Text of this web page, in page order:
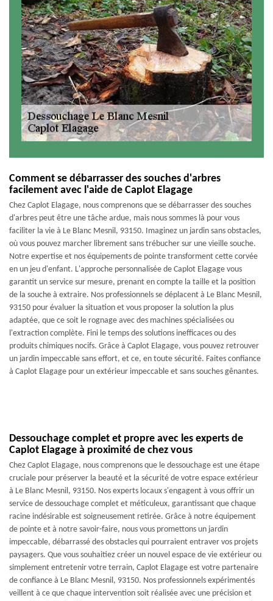
Comment se débarrasser des souches d'arbres
facilement avec l'aide de Caplot Elagage
Chez Caplot Elagage, nous comprenons que se débarrasser des souches
d'arbres peut être une tâche ardue, mais nous sommes là pour vous
faciliter la vie à Le Blanc Mesnil, 93150. Imaginez un jardin sans obstacles,
où vous pouvez marcher librement sans trébucher sur une vieille souche.
Notre expertise et nos équipements de pointe transforment cette corvée
en un jeu d'enfant. L'approche personnalisée de Caplot Elagage vous
garantit un service sur mesure, prenant en compte la taille et la position
de la souche à extraire. Nos professionnels se déplacent à Le Blanc Mesnil,
93150 pour évaluer la situation et vous proposer la solution la plus
adaptée, que ce soit le rognage avec des machines spécialisées ou
l'extraction complète. Fini le temps des solutions inefficaces ou des
produits chimiques nocifs. Grâce à Caplot Elagage, vous pouvez retrouver
un jardin impeccable sans effort, et ce, en toute sécurité. Faites confiance
à Caplot Elagage pour un extérieur impeccable et sans souches gênantes.
Dessouchage complet et propre avec les experts de
Caplot Elagage à proximité de chez vous
Chez Caplot Elagage, nous comprenons que le dessouchage est une étape
cruciale pour préserver la beauté et la sécurité de votre espace extérieur
à Le Blanc Mesnil, 93150. Nos experts locaux s'engagent à vous offrir un
service de dessouchage complet et méticuleux, garantissant que chaque
racine indésirable est soigneusement retirée. Grâce à notre équipement
de pointe et à notre savoir-faire, nous vous promettons un jardin
impeccable, débarrassé des obstacles qui pourraient entraver vos projets
paysagers. Que vous souhaitiez créer un nouvel espace de vie extérieur ou
simplement entretenir votre terrain, Caplot Elagage est votre partenaire
de confiance à Le Blanc Mesnil, 93150. Nos professionnels expérimentés
veillent à ce que chaque intervention soit réalisée avec une précision et